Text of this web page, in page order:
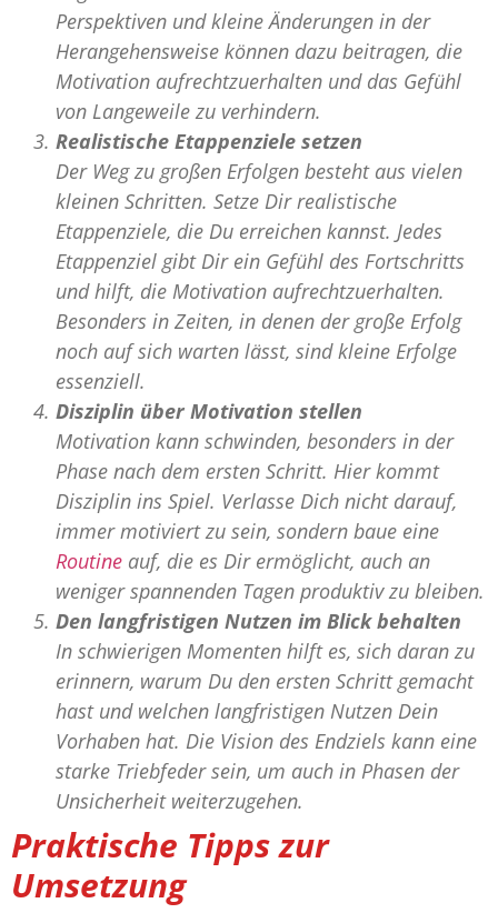
Perspektiven und kleine Änderungen in der
Herangehensweise können dazu beitragen, die
Motivation aufrechtzuerhalten und das Gefühl
von Langeweile zu verhindern.
Realistische Etappenziele setzen
Der Weg zu großen Erfolgen besteht aus vielen
kleinen Schritten. Setze Dir realistische
Etappenziele, die Du erreichen kannst. Jedes
Etappenziel gibt Dir ein Gefühl des Fortschritts
und hilft, die Motivation aufrechtzuerhalten.
Besonders in Zeiten, in denen der große Erfolg
noch auf sich warten lässt, sind kleine Erfolge
essenziell.
Disziplin über Motivation stellen
Motivation kann schwinden, besonders in der
Phase nach dem ersten Schritt. Hier kommt
Disziplin ins Spiel. Verlasse Dich nicht darauf,
immer motiviert zu sein, sondern baue eine
Routine auf, die es Dir ermöglicht, auch an
weniger spannenden Tagen produktiv zu bleiben.
Den langfristigen Nutzen im Blick behalten
In schwierigen Momenten hilft es, sich daran zu
erinnern, warum Du den ersten Schritt gemacht
hast und welchen langfristigen Nutzen Dein
Vorhaben hat. Die Vision des Endziels kann eine
starke Triebfeder sein, um auch in Phasen der
Unsicherheit weiterzugehen.
Praktische Tipps zur
Umsetzung